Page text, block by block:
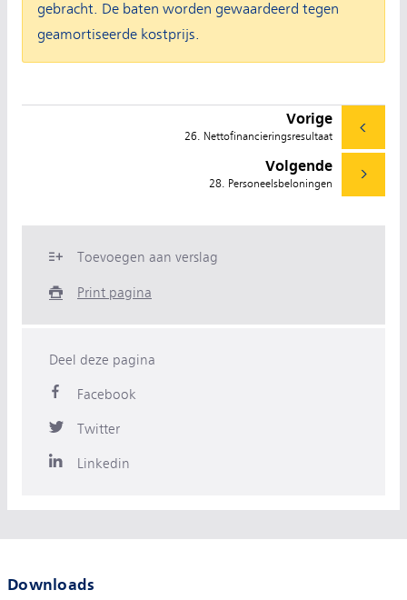
gebracht. De baten worden gewaardeerd tegen
geamortiseerde kostprijs.
Vorige
26. Nettofinancieringsresultaat
Volgende
28. Personeelsbeloningen
Toevoegen aan verslag
Print pagina
Deel deze pagina
Facebook
Twitter
Linkedin
Downloads